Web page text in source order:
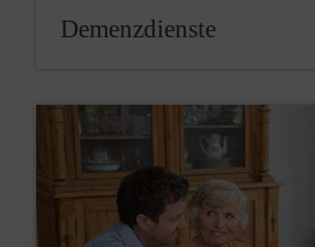
Demenzdienste